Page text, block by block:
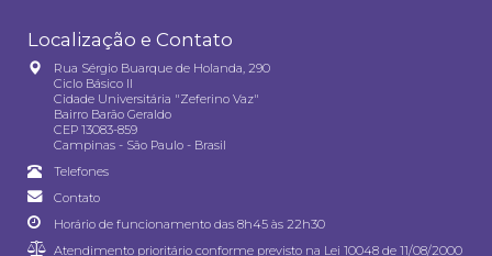
Localização e Contato
Rua Sérgio Buarque de Holanda, 290
Ciclo Básico II
Cidade Universitária "Zeferino Vaz"
Bairro Barão Geraldo
CEP 13083-859
Campinas - São Paulo - Brasil
Telefones
Contato
Horário de funcionamento das 8h45 às 22h30
Atendimento prioritário conforme previsto na Lei 10048 de 11/08/2000